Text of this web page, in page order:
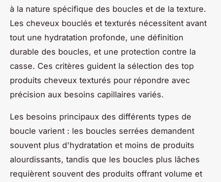
à la nature spécifique des boucles et de la texture.
Les cheveux bouclés et texturés nécessitent avant
tout une hydratation profonde, une définition
durable des boucles, et une protection contre la
casse. Ces critères guident la sélection des top
produits cheveux texturés pour répondre avec
précision aux besoins capillaires variés.
Les besoins principaux des différents types de
boucle varient : les boucles serrées demandent
souvent plus d'hydratation et moins de produits
alourdissants, tandis que les boucles plus lâches
requièrent souvent des produits offrant volume et